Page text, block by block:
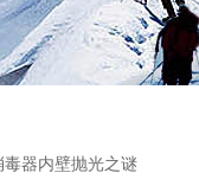
器内壁抛光之谜